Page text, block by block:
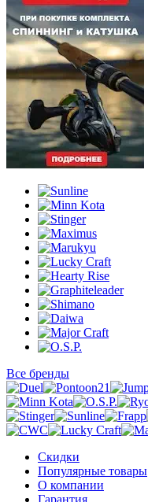
Все бренды
Скидки
Популярные товары
О компании
Гарантия